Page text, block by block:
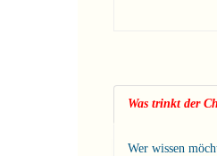
Was trinkt der
Wer wissen